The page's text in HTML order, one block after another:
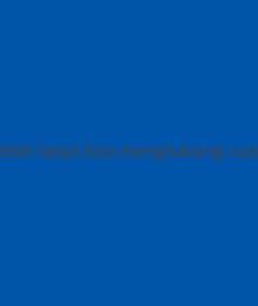
lanjut bisa menghubungi